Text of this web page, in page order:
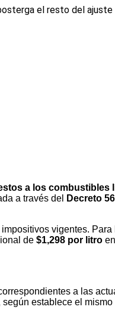
el resto del
a los combustibles
a través del Decreto
vigentes. Para
de $1,298 por litro
a las
según establece el mismo